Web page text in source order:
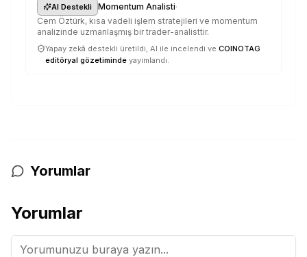
AI Destekli Momentum Analisti·
Cem Öztürk, kısa vadeli işlem stratejileri ve momentum
analizinde uzmanlaşmış bir trader-analisttir.
Yapay zekâ destekli üretildi, AI ile incelendi ve COINOTAG
editöryal gözetiminde yayımlandı.
Yorumlar
Yorumlar